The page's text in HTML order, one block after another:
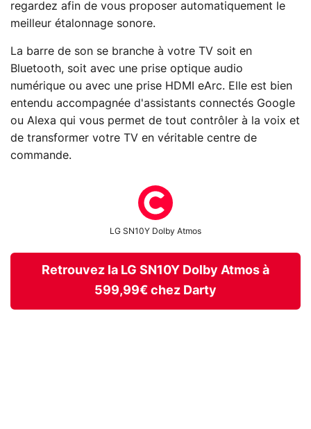
regardez afin de vous proposer automatiquement le
meilleur étalonnage sonore.
La barre de son se branche à votre TV soit en
Bluetooth, soit avec une prise optique audio
numérique ou avec une prise HDMI eArc. Elle est bien
entendu accompagnée d'assistants connectés Google
ou Alexa qui vous permet de tout contrôler à la voix et
de transformer votre TV en véritable centre de
commande.
LG SN10Y Dolby Atmos
Retrouvez la LG SN10Y Dolby Atmos à
599,99€ chez Darty